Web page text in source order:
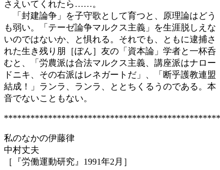
さえいてくれたら……。
「封建論争」を子守歌として育つと、原理論はどう
も弱い。「テーゼ論争マルクス主義」を生涯脱しえな
いのではないか、と惧れる。それでも、ともに逮捕さ
れた生き残り朋［ぽん］友の「資本論」学者と一杯呑
むと、「労農派は合法マルクス主義、講座派はナロー
ドニキ、その右派はレネガートだ」、「断乎護教連盟
結成！」ランラ、ランラ、ととちくるうのである。本
音でないこともない。
私のなかの伊藤律
中村丈夫
［『労働運動研究』1991年2月］